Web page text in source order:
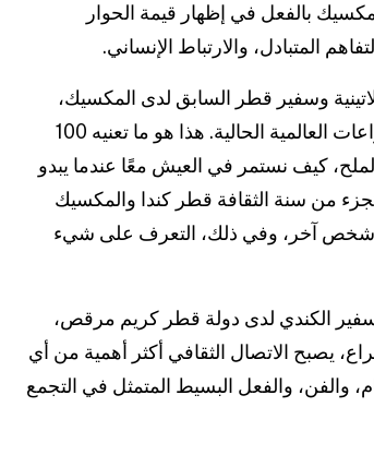
بالفعل في إظهار قيمة الحوار
المتبادل، والارتباط الإنساني.
وسفير قطر السابق لدى المكسيك،
إن الالتزام بفهم بعضنا البعض أصبح أكثر أهمية في ظل الصراعات العالمية الحالية. هذا هو ما تعنيه 100
كيف نستمر في العيش معًا عندما يبدو
من سنة الثقافة قطر كندا والمكسيك
شخص آخر، وفي ذلك، التعرف على شيء
الكندي لدى دولة قطر كريم مرقص،
يصبح الاتصال الثقافي أكثر أهمية من أي
والفن، والفعل البسيط المتمثل في التجمع